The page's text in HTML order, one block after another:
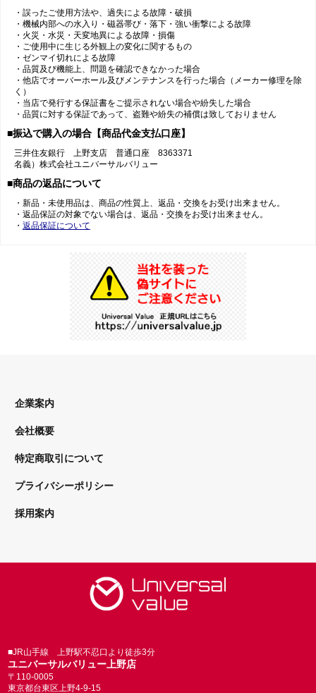
・誤ったご使用方法や、過失による故障・破損
・機械内部への水入り・磁器帯び・落下・強い衝撃による故障
・火災・水災・天変地異による故障・損傷
・ご使用中に生じる外観上の変化に関するもの
・ゼンマイ切れによる故障
・品質及び機能上、問題を確認できなかった場合
・他店でオーバーホール及びメンテナンスを行った場合（メーカー修理を除
く）
・当店で発行する保証書をご提示されない場合や紛失した場合
・品質に対する保証であって、盗難や紛失の補償は致しておりません
■振込で購入の場合【商品代金支払口座】
三井住友銀行 上野支店 普通口座 8363371
名義）株式会社ユニバーサルバリュー
■商品の返品について
・新品・未使用品は、商品の性質上、返品・交換をお受け出来ません。
・返品保証の対象でない場合は、返品・交換をお受け出来ません。
・ 返品保証について
企業案内
会社概要
特定商取引について
プライバシーポリシー
採用案内
■JR山手線 上野駅不忍口より徒歩3分
ユニバーサルバリュー上野店
〒110-0005
東京都台東区上野4-9-15